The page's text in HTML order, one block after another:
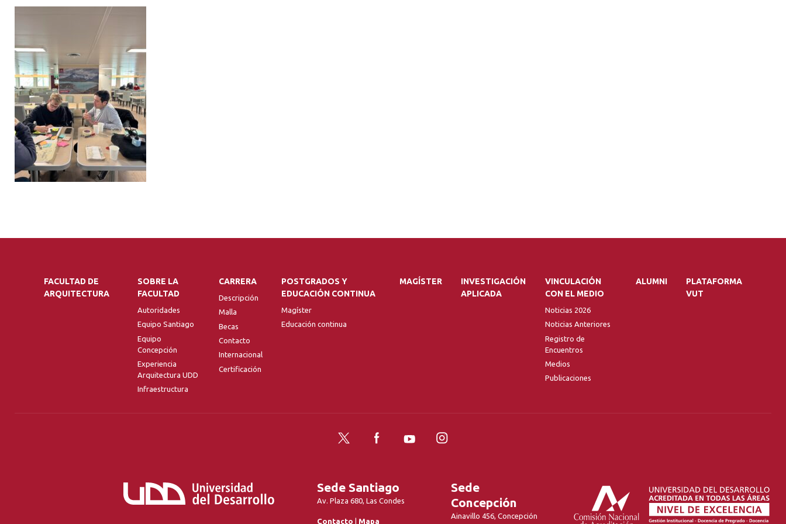
FACULTAD DE
ARQUITECTURA
SOBRE LA
FACULTAD
Autoridades
Equipo Santiago
Equipo
Concepción
Experiencia
Arquitectura UDD
Infraestructura
CARRERA
Descripción
Malla
Becas
Contacto
Internacional
Certificación
POSTGRADOS Y
EDUCACIÓN CONTINUA
Magíster
Educación continua
MAGÍSTER
INVESTIGACIÓN
APLICADA
VINCULACIÓN
CON EL MEDIO
Noticias 2026
Noticias Anteriores
Registro de
Encuentros
Medios
Publicaciones
ALUMNI
PLATAFORMA
VUT
Twitter FacebookYouTubeInstagram
Sede Santiago
Av. Plaza 680, Las Condes
Contacto | Mapa
Sede
Concepción
Ainavillo 456, Concepción